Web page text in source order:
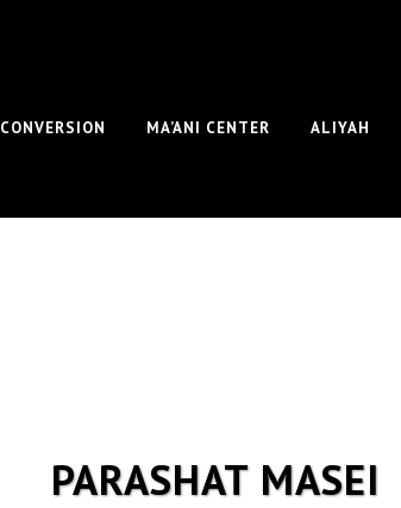
CONVERSION MA’ANI CENTER ALIYAH
PARASHAT MASEI